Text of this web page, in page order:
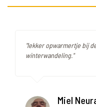
"lekker opwarmertje bij
winterwandeling."
Miel